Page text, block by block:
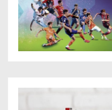
n
a
t